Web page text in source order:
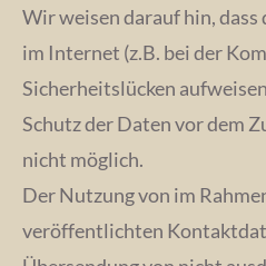
Wir weisen darauf hin,
im Internet (z.B. bei der
Sicherheitslücken
Schutz der Daten vor dem
nicht möglich.
Der Nutzung von im
veröffentlichten